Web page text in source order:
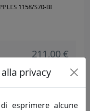
1158/S70-BI
211,00 €
privacy
esprimere alcune